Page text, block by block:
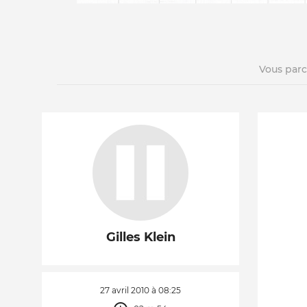
La vie du site
Vous
Gilles Klein
27 avril 2010 à 08:25